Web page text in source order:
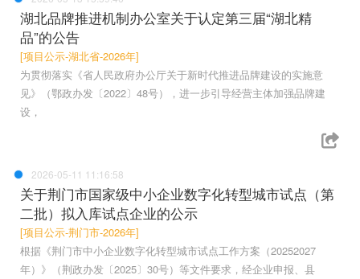
湖北品牌推进机制办公室关于认定第三届“湖北精
品”的公告
[项目公示-湖北省-2026年]
为贯彻落实《省人民政府办公厅关于新时代推进品牌建设的实施意
见》（鄂政办发〔2022〕48号），进一步引导经营主体加强品牌建
设，
2026-05-11 11:16:58
关于荆门市国家级中小企业数字化转型城市试点（第
二批）拟入库试点企业的公示
[项目公示-荆门市-2026年]
根据《荆门市中小企业数字化转型城市试点工作方案（20252027
年）》（荆政办发〔2025〕30号）等文件要求，经企业申报、县